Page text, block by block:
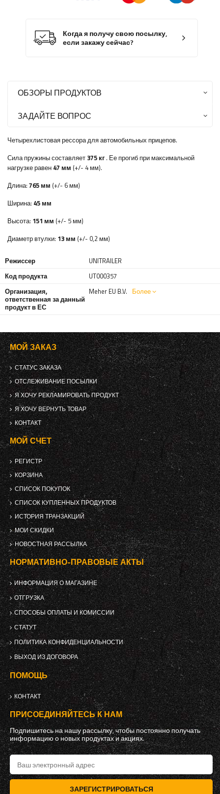
Когда я получу свою посылку,
если закажу сейчас?
ОБЗОРЫ ПРОДУКТОВ
ЗАДАЙТЕ ВОПРОС
Четырехлистовая рессора для автомобильных прицепов.
Сила пружины составляет 375 кг . Ее прогиб при максимальной
нагрузке равен 47 мм (+/- 4 мм).
Длина: 765 мм (+/- 6 мм)
Ширина: 45 мм
Высота: 151 мм (+/- 5 мм)
Диаметр втулки: 13 мм (+/- 0,2 мм)
Режиссер
UNITRAILER
Код продукта
UT000357
Организация,
ответственная за данный
продукт в ЕС
Meher EU B.V. Более
МОЙ ЗАКАЗ
СТАТУС ЗАКАЗА
ОТСЛЕЖИВАНИЕ ПОСЫЛКИ
Я ХОЧУ РЕКЛАМИРОВАТЬ ПРОДУКТ
Я ХОЧУ ВЕРНУТЬ ТОВАР
КОНТАКТ
МОЙ СЧЕТ
РЕГИСТР
КОРЗИНА
СПИСОК ПОКУПОК
СПИСОК КУПЛЕННЫХ ПРОДУКТОВ
ИСТОРИЯ ТРАНЗАКЦИЙ
МОИ СКИДКИ
НОВОСТНАЯ РАССЫЛКА
НОРМАТИВНО-ПРАВОВЫЕ АКТЫ
ИНФОРМАЦИЯ О МАГАЗИНЕ
ОТГРУЗКА
СПОСОБЫ ОПЛАТЫ И КОМИССИИ
СТАТУТ
ПОЛИТИКА КОНФИДЕНЦИАЛЬНОСТИ
ВЫХОД ИЗ ДОГОВОРА
ПОМОЩЬ
КОНТАКТ
ПРИСОЕДИНЯЙТЕСЬ К НАМ
Подпишитесь на нашу рассылку, чтобы постоянно получать
информацию о новых продуктах и ​​акциях.
ЗАРЕГИСТРИРОВАТЬСЯ